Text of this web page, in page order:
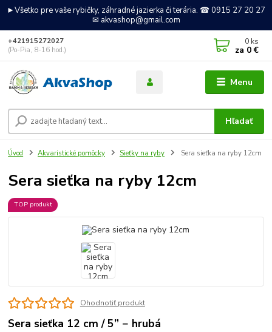
►Všetko pre vaše rybičky, záhradné jazierka či terária. ☎ 0915 27 20 27
✉ akvashop@gmail.com
Menu
Hľadať
+421915272027
(Po-Pia, 8-16 hod.)
0 ks
za 0 €
Úvod Akvaristické pomôcky Sieťky na ryby Sera sieťka na ryby 12cm
Sera sieťka na ryby 12cm
TOP produkt
Ohodnotiť produkt
Sera sieťka 12 cm / 5” − hrubá